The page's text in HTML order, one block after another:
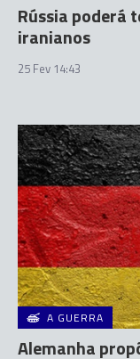
Rússia poderá
iranianos
25 Fev 14:43
A GUERRA
Alemanha